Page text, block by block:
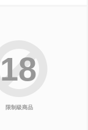
限制級商品
18